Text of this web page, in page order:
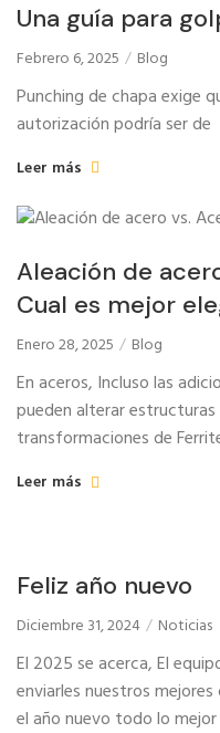
Una guía para
Febrero 6, 2025 Blog
Punching de chapa exige
autorización podría ser de
Leer más
Aleación de
Cual es mejor
Enero 28, 2025 Blog
En aceros, Incluso las
pueden alterar estructuras
transformaciones de
Leer más
Feliz año nuevo
Diciembre 31, 2024 Noticias
El 2025 se acerca, El
enviarles nuestros
el año nuevo todo lo